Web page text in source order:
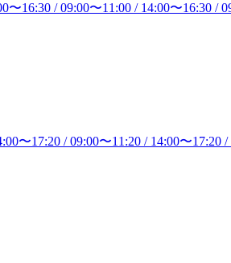
〜16:30 /09:00〜11:00 / 14:00〜16:30 /
〜17:20 /09:00〜11:20 / 14:00〜17:20 /